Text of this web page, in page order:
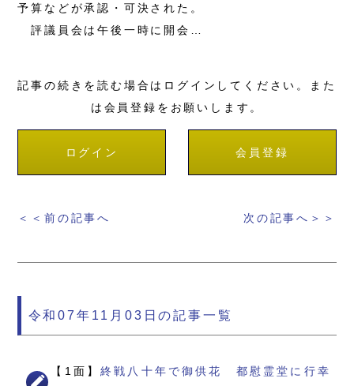
予算などが承認・可決された。
評議員会は午後一時に開会…
記事の続きを読む場合はログインしてください。また
は会員登録をお願いします。
ログイン 会員登録
＜＜前の記事へ 次の記事へ＞＞
令和07年11月03日の記事一覧
【1面】終戦八十年で御供花 都慰霊堂に行幸